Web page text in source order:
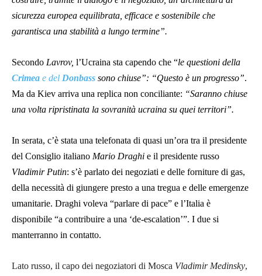
sicurezza europea equilibrata, efficace e sostenibile che
garantisca una stabilità a lungo termine”.
Secondo Lavrov, l’Ucraina sta capendo che “le questioni della
Crimea e del Donbass sono chiuse”: “Questo è un progresso”.
Ma da Kiev arriva una replica non conciliante: “Saranno chiuse
una volta ripristinata la sovranità ucraina su quei territori”.
In serata, c’è stata una telefonata di quasi un’ora tra il presidente
del Consiglio italiano Mario Draghi e il presidente russo
Vladimir Putin: s’è parlato dei negoziati e delle forniture di gas,
della necessità di giungere presto a una tregua e delle emergenze
umanitarie. Draghi voleva “parlare di pace” e l’Italia è
disponibile “a contribuire a una ‘de-escalation’”. I due si
manterranno in contatto.
Lato russo, il capo dei negoziatori di Mosca Vladimir Medinsky,